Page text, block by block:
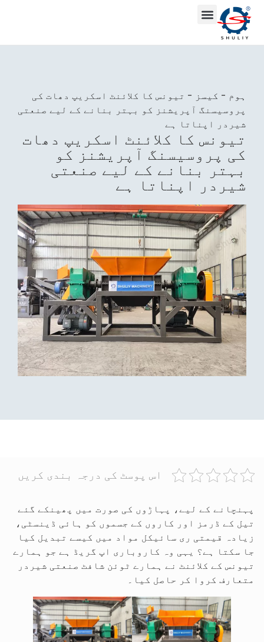
ہوم - کیسز - تیونس کا کلائنٹ اسکریپ دھات کی
پروسیسنگ آپریشنز کو بہتر بنانے کے لیے صنعتی
شیردر اپناتا ہے
تیونس کا کلائنٹ اسکریپ دھات
کی پروسیسنگ آپریشنز کو
بہتر بنانے کے لیے صنعتی
شیردر اپناتا ہے
اس پوسٹ کی درجہ بندی کریں
پہنچانے کے لیے، پہاڑوں کی صورت میں پھینکے گئے
تیل کے ڈرمز اور کاروں کے جسموں کو ہائی ڈینسٹی،
زیادہ قیمتی ری سائیکل مواد میں کیسے تبدیل کیا
جا سکتا ہے؟ یہی وہ کاروباری اپ گریڈ ہے جو ہمارے
تیونس کے کلائنٹ نے ہمارے ٹوئن شافٹ صنعتی شیردر
متعارف کروا کر حاصل کیا۔